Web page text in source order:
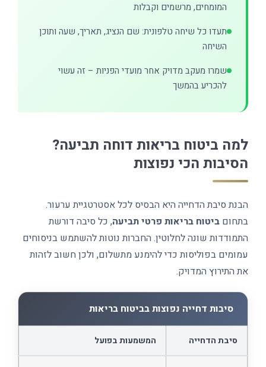
המומחים, מרשמים וקבלות
תעדו כל שיחה טלפונית: שם הנציג, תאריך, שעה ותוכן
השיחה
שמרו מעקב מדויק אחר מועדי הפניות – זה עשוי
להכריע בהמשך
למה ביטוח בריאות דוחה תביעה?
הסיבות הכי נפוצות
הבנת סיבת הדחייה היא הבסיס לכל אסטרטגיית ערעור.
בתחום ביטוח בריאות פרטי תביעה, כל סיבה דורשת
התמודדות שונה לחלוטין. החברות נוטות להשתמש בניסוחים
עמומים בפוליסות כדי להימנע מתשלום, ולכן חשוב לזהות
את התירוץ המדויק.
סיבות דחייה נפוצות בביטוח בריאות
סיבת הדחייה המשמעות בפועל